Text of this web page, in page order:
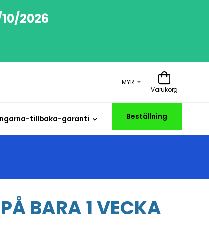
2026
MYR
Varukorg
tillbaka-garanti Beställning
BARA 1 VECKA